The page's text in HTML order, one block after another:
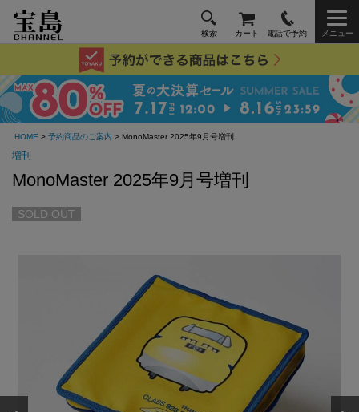
検索 カート 電話で予約 メニュー
HOME > 予約商品のご案内 > MonoMaster 2025年9月号増刊
増刊
MonoMaster 2025年9月号増刊
SOLD OUT